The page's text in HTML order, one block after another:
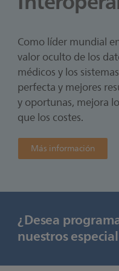
Como líder mundial
valor oculto de los
médicos y los
perfecta y mejores
y oportunas, mejora
que los costes.
Más información
¿Desea
nuestros